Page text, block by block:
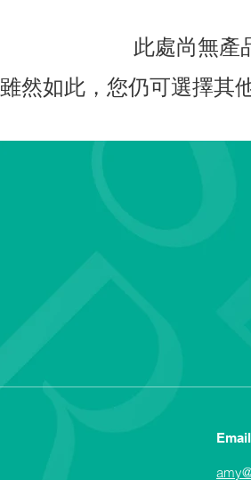
此處尚無產
雖然如此，您仍可選擇其
Email